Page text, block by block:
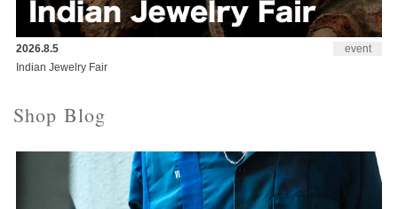
event
2026.8.5
Indian Jewelry Fair
Shop Blog